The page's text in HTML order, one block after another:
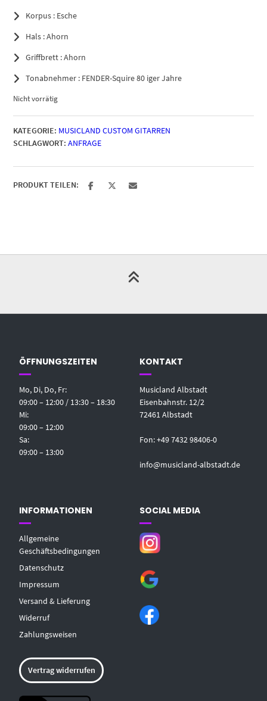
Korpus : Esche
Hals : Ahorn
Griffbrett : Ahorn
Tonabnehmer : FENDER-Squire 80 iger Jahre
Nicht vorrätig
KATEGORIE: MUSICLAND CUSTOM GITARREN
SCHLAGWORT: ANFRAGE
PRODUKT TEILEN:
ÖFFNUNGSZEITEN
Mo, Di, Do, Fr:
09:00 – 12:00 / 13:30 – 18:30
Mi:
09:00 – 12:00
Sa:
09:00 – 13:00
KONTAKT
Musicland Albstadt
Eisenbahnstr. 12/2
72461 Albstadt
Fon: +49 7432 98406-0
info@musicland-albstadt.de
INFORMATIONEN
Allgemeine
Geschäftsbedingungen
Datenschutz
Impressum
Versand & Lieferung
Widerruf
Zahlungsweisen
SOCIAL MEDIA
Vertrag widerrufen